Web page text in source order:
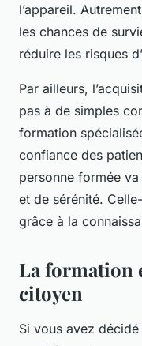
l’appareil.
les chances de
réduire les risques
Par ailleurs,
pas à de simples
formation
confiance des
personne formée
et de sérénité.
grâce à la
La formation
citoyen
Si vous avez